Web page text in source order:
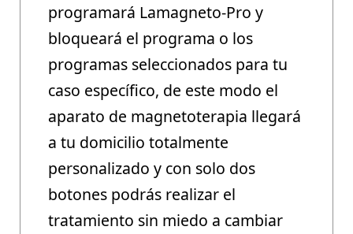
programará Lamagneto-Pro y
bloqueará el programa o los
programas seleccionados para tu
caso específico, de este modo el
aparato de magnetoterapia llegará
a tu domicilio totalmente
personalizado y con solo dos
botones podrás realizar el
tratamiento sin miedo a cambiar